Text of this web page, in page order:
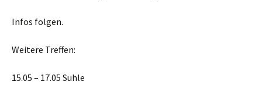
Infos folgen.
Weitere Treffen:
15.05 – 17.05 Suhle